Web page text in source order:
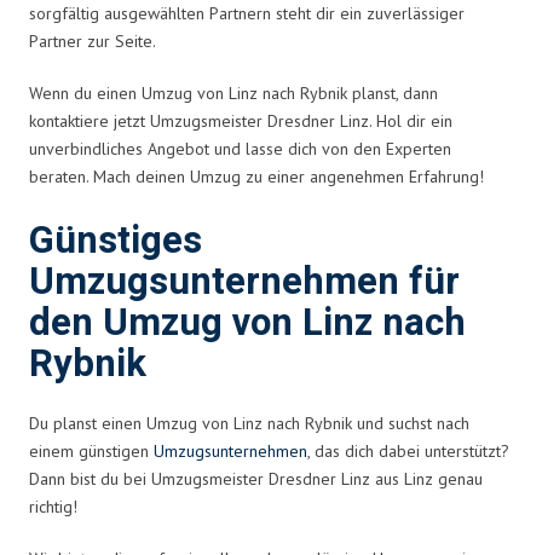
sorgfältig ausgewählten Partnern steht dir ein zuverlässiger
Partner zur Seite.
Wenn du einen Umzug von Linz nach Rybnik planst, dann
kontaktiere jetzt Umzugsmeister Dresdner Linz. Hol dir ein
unverbindliches Angebot und lasse dich von den Experten
beraten. Mach deinen Umzug zu einer angenehmen Erfahrung!
Günstiges
Umzugsunternehmen für
den Umzug von Linz nach
Rybnik
Du planst einen Umzug von Linz nach Rybnik und suchst nach
einem günstigen Umzugsunternehmen, das dich dabei unterstützt?
Dann bist du bei Umzugsmeister Dresdner Linz aus Linz genau
richtig!